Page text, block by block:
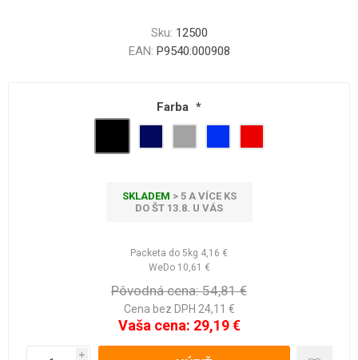
Sku: 12500
EAN: P9540:000908
Farba *
SKLADEM > 5 A VÍCE KS
DO ŠT 13.8. U VÁS
Packeta do 5kg 4,16 €
WeDo 10,61 €
Pôvodná cena: 54,81 €
Cena bez DPH 24,11 €
Vaša cena: 29,19 €
i